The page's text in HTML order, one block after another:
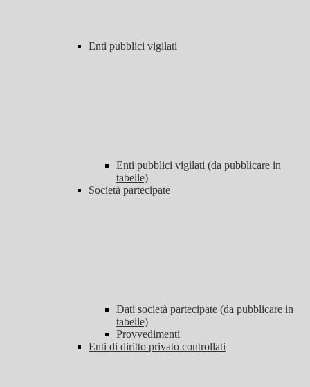
Enti pubblici vigilati
Enti pubblici vigilati (da pubblicare in
tabelle)
Società partecipate
Dati società partecipate (da pubblicare in
tabelle)
Provvedimenti
Enti di diritto privato controllati